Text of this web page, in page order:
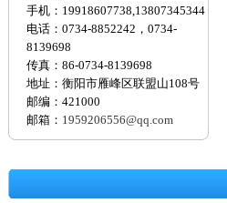
手机：19918607738,13807345344
电话：0734-8852242，0734-
8139698
传真：86-0734-8139698
地址：衡阳市雁峰区联盟山108号
邮编：421000
邮箱： 1959206556@qq.com